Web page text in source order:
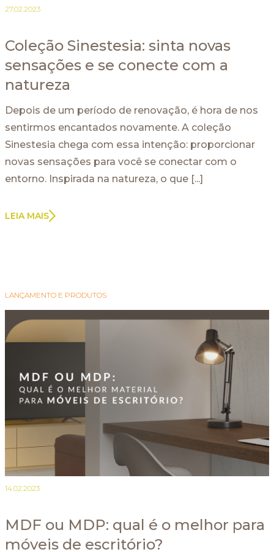
27.02.2023
Coleção Sinestesia: sinta novas
sensações e se conecte com a
natureza
Depois de um período de renovação, é hora de nos
sentirmos encantados novamente. A coleção
Sinestesia chega com essa intenção: proporcionar
novas sensações para você se conectar com o
entorno. Inspirada na natureza, o que [...]
LEIA MAIS
LANÇAMENTO E PRODUTOS
14.02.2023
MDF ou MDP: qual é o melhor para
móveis de escritório?